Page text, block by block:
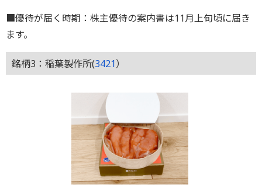
■優待が届く時期：株主優待の案内書は11月上旬頃に届き
ます。
銘柄3：稲葉製作所(3421）